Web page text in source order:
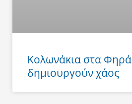
Κολωνάκια στα Φηρά
δημιουργούν χάος